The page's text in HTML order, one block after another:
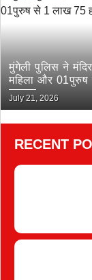
मुंगेली पुलिस ने
महिला और
भेजा जेल
July 21, 2026
RECENT